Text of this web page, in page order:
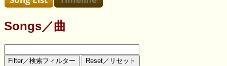
Songs／曲